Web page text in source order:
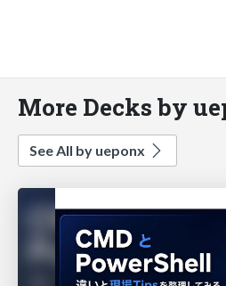
More Decks by
See All by ueponx